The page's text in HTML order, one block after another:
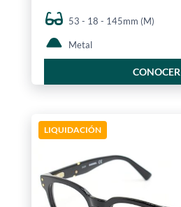
53 - 18 - 145mm (M)
Metal
CONOCER
LIQUIDACIÓN